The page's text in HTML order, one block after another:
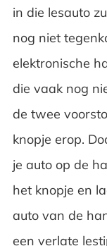
in die lesauto
nog niet
elektronische
die vaak nog
de twee
knopje erop.
je auto op de
het knopje en
auto van de
een verlate